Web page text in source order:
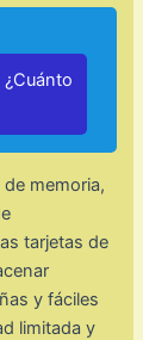
memoria,
tarjetas de
y fáciles
limitada y